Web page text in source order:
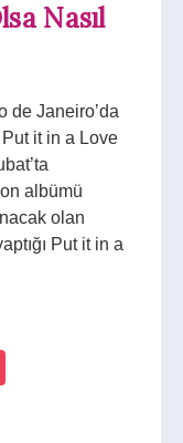
Nasıl
de Janeiro’da
Put it in a Love
albümü
olan
Put it in a